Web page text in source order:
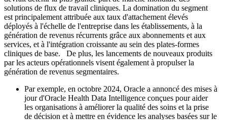
solutions de flux de travail cliniques. La domination du segment
est principalement attribuée aux taux d'attachement élevés
déployés à l'échelle de l'entreprise dans les établissements, à la
génération de revenus récurrents grâce aux abonnements et aux
services, et à l'intégration croissante au sein des plates-formes
cliniques de base. De plus, les lancements de nouveaux produits
par les acteurs opérationnels visent également à propulser la
génération de revenus segmentaires.
Par exemple, en octobre 2024, Oracle a annoncé des mises à
jour d'Oracle Health Data Intelligence conçues pour aider
les organisations à améliorer la qualité des soins et la prise
de décision et à mettre en évidence les analyses basées sur le